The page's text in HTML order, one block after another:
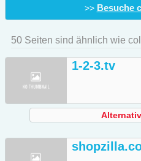
>> Besuche
50 Seiten sind ähnlich wie
1-2-3.tv